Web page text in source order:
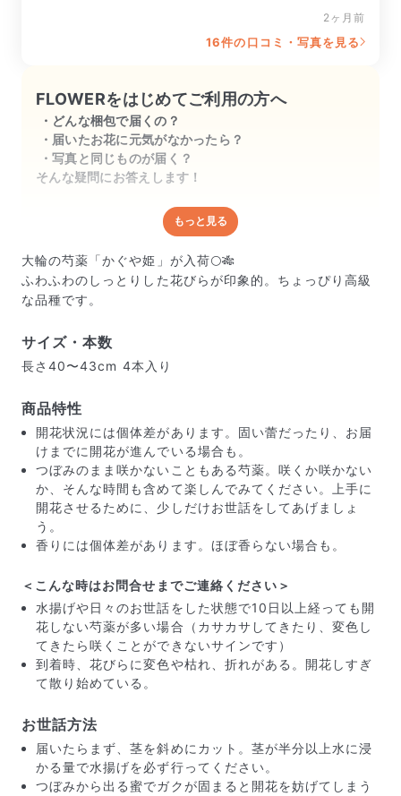
2ヶ月前
16件の口コミ・写真を見る
FLOWERをはじめてご利用の方へ
どんな梱包で届くの？
届いたお花に元気がなかったら？
写真と同じものが届く？
そんな疑問にお答えします！
どんな梱包で届くの？
出荷前に水揚げ（花が水を吸いやすくなる処理）を施
し、専用ボックスに丁寧に梱包してお届けしています。
きゅっとまとめられて一見窮屈そうに見えますが、輸送
中の衝撃による折れや擦れを軽減する効果があります。
届いたお花に元気がなかったら？
もし届いたお花に「枯れている」「折れている」などの
不備があった場合は、些細なことでもお気軽にサポート
もっと見る
大輪の芍薬「かぐや姫」が入荷🌕🎋
ふわふわのしっとりした花びらが印象的。ちょっぴり高級
な品種です。
サイズ・本数
長さ40〜43cm 4本入り
商品特性
開花状況には個体差があります。固い蕾だったり、お届
けまでに開花が進んでいる場合も。
つぼみのまま咲かないこともある芍薬。咲くか咲かない
か、そんな時間も含めて楽しんでみてください。上手に
開花させるために、少しだけお世話をしてあげましょ
う。
香りには個体差があります。ほぼ香らない場合も。
＜こんな時はお問合せまでご連絡ください＞
水揚げや日々のお世話をした状態で10日以上経っても開
花しない芍薬が多い場合（カサカサしてきたり、変色し
てきたら咲くことができないサインです）
到着時、花びらに変色や枯れ、折れがある。開花しすぎ
て散り始めている。
お世話方法
届いたらまず、茎を斜めにカット。茎が半分以上水に浸
かる量で水揚げを必ず行ってください。
つぼみから出る蜜でガクが固まると開花を妨げてしまう